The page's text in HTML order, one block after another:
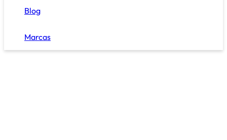
Blog
Marcas